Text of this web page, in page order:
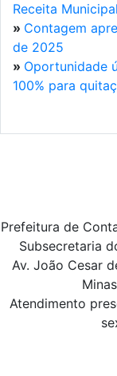
Receita Municipal
» Contagem
de 2025
» Oportunidade
100% para
Prefeitura de
Subsecretaria
Av. João Cesar
Atendimento